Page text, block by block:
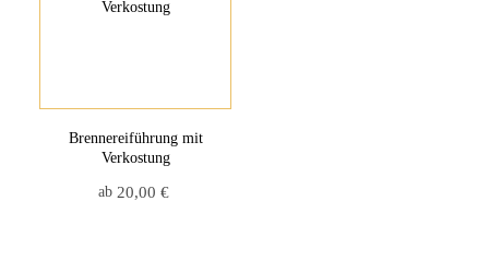
Brennereiführung mit
Verkostung
ab 20,00 €